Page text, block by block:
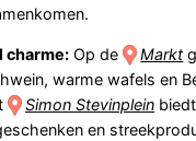
charme: Op de Markt
warme wafels en
Simon Stevinpleinbiedt
en